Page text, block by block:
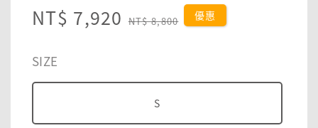
Sale
NT$ 7,920 Regular
NT$ 8,800 優惠
SIZE
S